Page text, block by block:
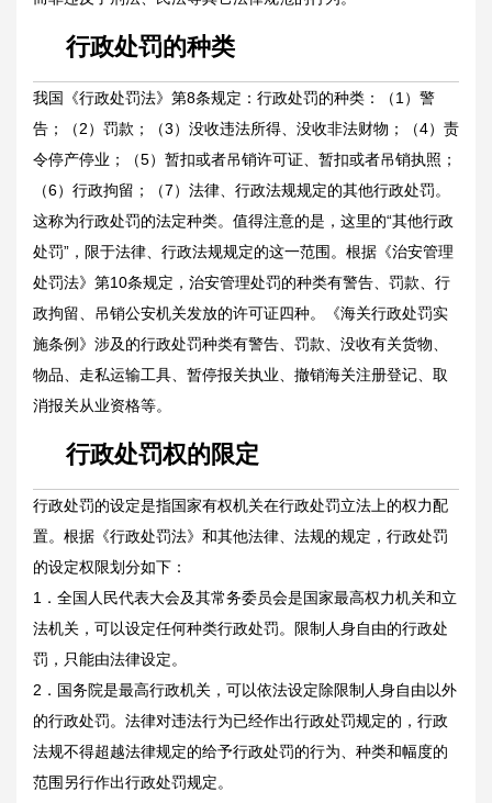
行政处罚的种类
我国《行政处罚法》第8条规定：行政处罚的种类：（1）警
告；（2）罚款；（3）没收违法所得、没收非法财物；（4）责
令停产停业；（5）暂扣或者吊销许可证、暂扣或者吊销执照；
（6）行政拘留；（7）法律、行政法规规定的其他行政处罚。
这称为行政处罚的法定种类。值得注意的是，这里的“其他行政
处罚”，限于法律、行政法规规定的这一范围。根据《治安管理
处罚法》第10条规定，治安管理处罚的种类有警告、罚款、行
政拘留、吊销公安机关发放的许可证四种。《海关行政处罚实
施条例》涉及的行政处罚种类有警告、罚款、没收有关货物、
物品、走私运输工具、暂停报关执业、撤销海关注册登记、取
消报关从业资格等。
行政处罚权的限定
行政处罚的设定是指国家有权机关在行政处罚立法上的权力配
置。根据《行政处罚法》和其他法律、法规的规定，行政处罚
的设定权限划分如下：
1．全国人民代表大会及其常务委员会是国家最高权力机关和立
法机关，可以设定任何种类行政处罚。限制人身自由的行政处
罚，只能由法律设定。
2．国务院是最高行政机关，可以依法设定除限制人身自由以外
的行政处罚。法律对违法行为已经作出行政处罚规定的，行政
法规不得超越法律规定的给予行政处罚的行为、种类和幅度的
范围另行作出行政处罚规定。